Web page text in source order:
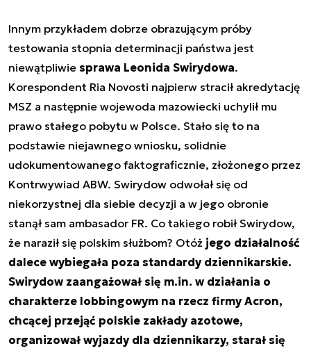
Innym przykładem dobrze obrazującym próby
testowania stopnia determinacji państwa jest
niewątpliwie sprawa Leonida Swirydowa.
Korespondent Ria Novosti najpierw stracił akredytację
MSZ a następnie wojewoda mazowiecki uchylił mu
prawo stałego pobytu w Polsce. Stało się to na
podstawie niejawnego wniosku, solidnie
udokumentowanego faktograficznie, złożonego przez
Kontrwywiad ABW. Swirydow odwołał się od
niekorzystnej dla siebie decyzji a w jego obronie
stanął sam ambasador FR. Co takiego robił Swirydow,
że naraził się polskim służbom? Otóż jego działalność
dalece wybiegała poza standardy dziennikarskie.
Swirydow zaangażował się m.in. w działania o
charakterze lobbingowym na rzecz firmy Acron,
chcącej przejąć polskie zakłady azotowe,
organizował wyjazdy dla dziennikarzy, starał się